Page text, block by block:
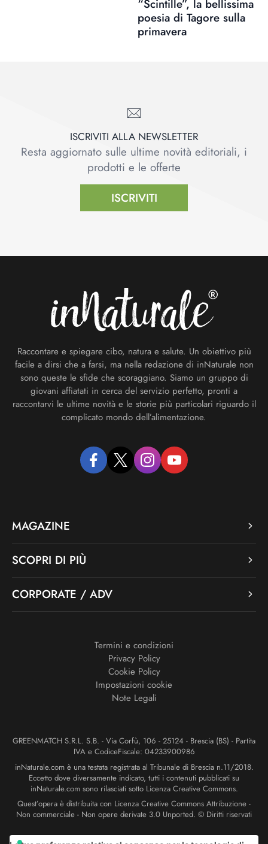
“Scintille”, la bellissima
poesia di Tagore sulla
primavera
ISCRIVITI ALLA NEWSLETTER
Resta aggiornato sulle ultime novità editoriali, i
prodotti e le offerte
ISCRIVITI
Raccontare e spiegare cibo, natura e salute. Un obiettivo più
facile a dirsi che a farsi, ma nella redazione di inNaturale non
sono queste le sfide che scoraggiano. Siamo un gruppo di
giovani affiatati in cerca del servizio perfetto, pronti a
raccontarvi le ultime novità e le storie più particolari riguardo il
complicato mondo dell’alimentazione.
facebooktwitter instagramyoutube
MAGAZINE
SCOPRI DI PIÙ
CORPORATE / ADV
Termini e condizioni
Privacy Policy
Cookie Policy
Impostazioni cookie
Note Legali
GREENMATCH S.R.L. S.B. - Via Corfù, 106 - 25124 - Brescia (BS) - Partita
IVA e CodiceFiscale: 04233900986
inNaturale.com è una testata registrata al Tribunale di Brescia n.11/2018.
Eccetto dove diversamente indicato, tutti i contenuti pubblicati su
inNaturale.com sono rilasciati sotto Licenza Creative Commons.
Quest’opera è distribuita con Licenza Creative Commons Attribuzione -
Non commerciale - Non opere derivate 3.0 Unported. © Diritti riservati